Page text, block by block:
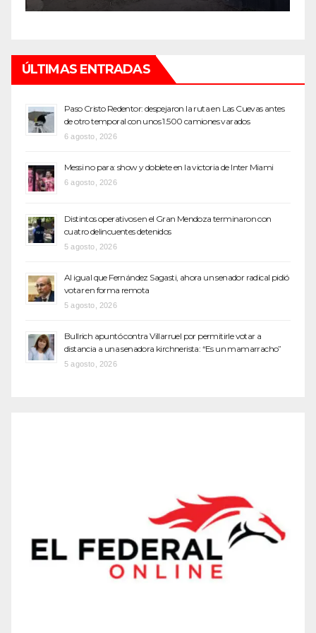
ÚLTIMAS ENTRADAS
Paso Cristo Redentor: despejaron la ruta en Las Cuevas antes
de otro temporal con unos 1.500 camiones varados
6 agosto, 2026
Messi no para: show y doblete en la victoria de Inter Miami
6 agosto, 2026
Distintos operativos en el Gran Mendoza terminaron con
cuatro delincuentes detenidos
5 agosto, 2026
Al igual que Fernández Sagasti, ahora un senador radical pidió
votar en forma remota
5 agosto, 2026
Bullrich apuntó contra Villarruel por permitirle votar a
distancia a una senadora kirchnerista: “Es un mamarracho”
5 agosto, 2026